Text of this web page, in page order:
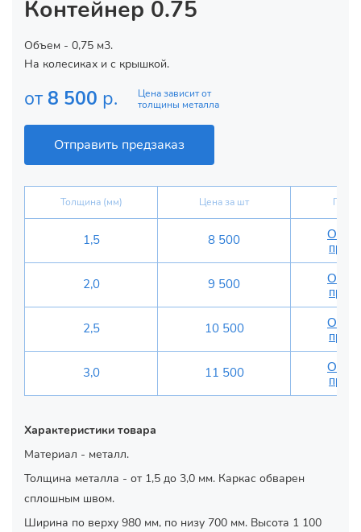
Контейнер 0.75
Объем - 0,75 м3.
На колесиках и с крышкой.
от8 500 р.
Цена зависит от
толщины металла
Отправить предзаказ
Толщина (мм) Цена за шт
1,5 8 500
2,0 9 500
2,5 10 500
3,0 11 500
Характеристики товара
Материал - металл.
Толщина металла - от 1,5 до 3,0 мм. Каркас обварен
сплошным швом.
Ширина по верху 980 мм, по низу 700 мм. Высота 1 100